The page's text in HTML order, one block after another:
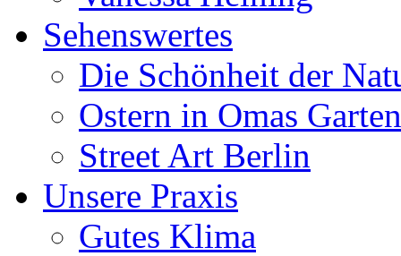
Sehenswertes
Die Schönheit der
Ostern in Omas Garten
Street Art Berlin
Unsere Praxis
Gutes Klima